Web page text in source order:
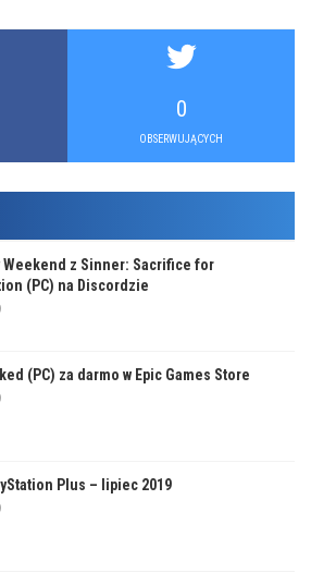
0
OBSERWUJĄCYCH
Weekend z Sinner: Sacrifice for
(PC) na Discordzie
(PC) za darmo w Epic Games Store
Plus – lipiec 2019